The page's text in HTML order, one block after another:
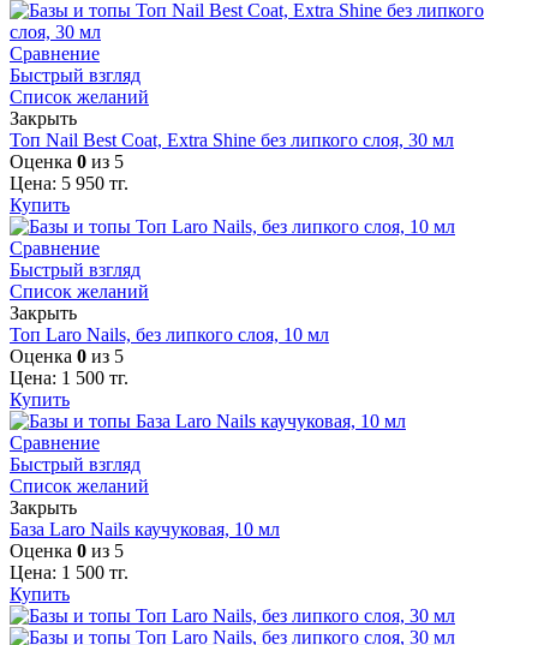
Сравнение
Быстрый взгляд
Список желаний
Закрыть
Топ Nail Best Coat, Extra Shine без липкого слоя, 30 мл
Оценка 0 из 5
Цена: 5 950 тг.
Купить
Сравнение
Быстрый взгляд
Список желаний
Закрыть
Топ Laro Nails, без липкого слоя, 10 мл
Оценка 0 из 5
Цена: 1 500 тг.
Купить
Сравнение
Быстрый взгляд
Список желаний
Закрыть
База Laro Nails каучуковая, 10 мл
Оценка 0 из 5
Цена: 1 500 тг.
Купить